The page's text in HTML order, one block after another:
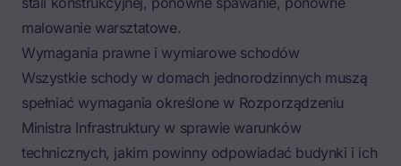
malowanie warsztatowe.
Wymagania prawne i wymiarowe schodów
Wszystkie schody w domach jednorodzinnych muszą
spełniać wymagania określone w Rozporządzeniu
Ministra Infrastruktury w sprawie warunków
technicznych, jakim powinny odpowiadać budynki i ich